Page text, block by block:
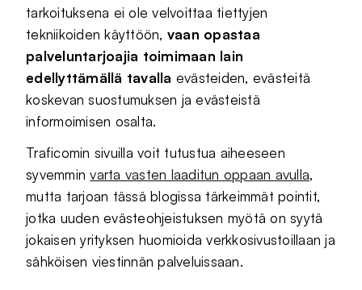
tarkoituksena ei ole velvoittaa tiettyjen
tekniikoiden käyttöön, vaan opastaa
palveluntarjoajia toimimaan lain
edellyttämällä tavalla evästeiden, evästeitä
koskevan suostumuksen ja evästeistä
informoimisen osalta.
Traficomin sivuilla voit tutustua aiheeseen
syvemminvarta vasten laaditun oppaan avulla,
mutta tarjoan tässä blogissa tärkeimmät pointit,
jotka uuden evästeohjeistuksen myötä on syytä
jokaisen yrityksen huomioida verkkosivustoillaan ja
sähköisen viestinnän palveluissaan.